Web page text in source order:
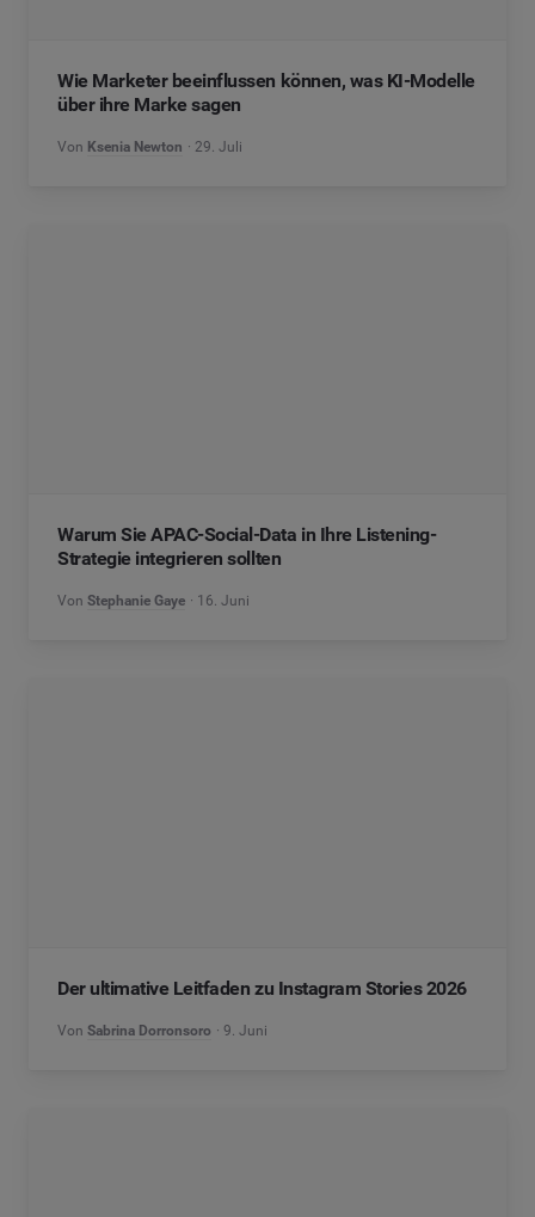
Wie Marketer beeinflussen können, was KI-Modelle
über ihre Marke sagen
Von Ksenia Newton 29. Juli
Warum Sie APAC-Social-Data in Ihre Listening-
Strategie integrieren sollten
Von Stephanie Gaye 16. Juni
Der ultimative Leitfaden zu Instagram Stories 2026
Von Sabrina Dorronsoro 9. Juni